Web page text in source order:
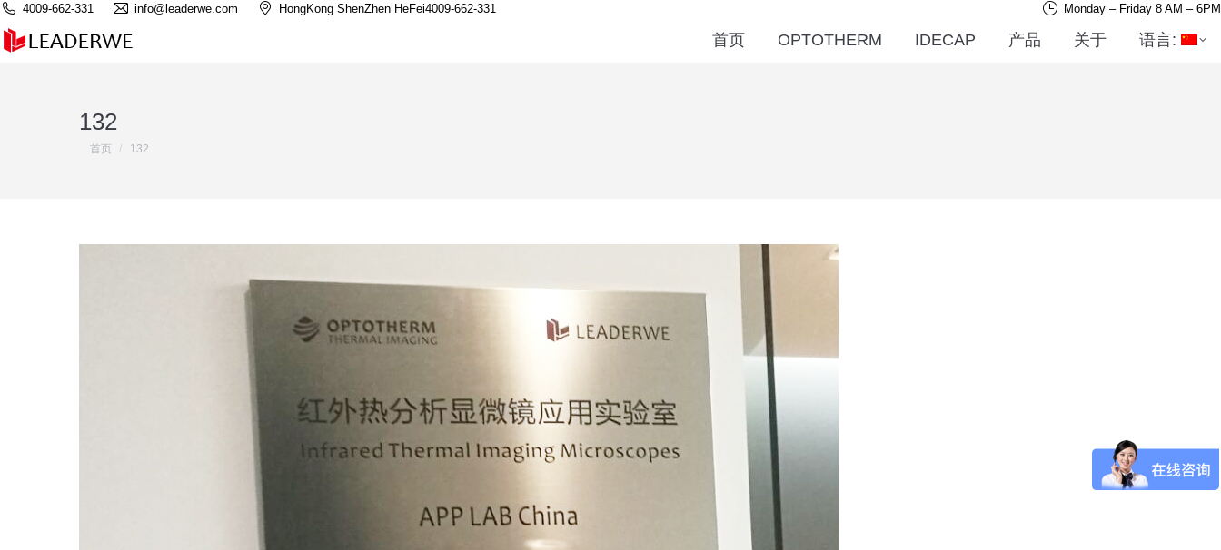
4009-662-331 info@leaderwe.com HongKong ShenZhen HeFei4009-662-331 Monday – Friday 8 AM – 6PM
首页 OPTOTHERM IDECAP 产品 关于 语言:
132
您在这里：
首页 132